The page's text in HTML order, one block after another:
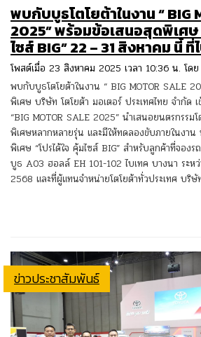
พบกับบูธโตโยต้าในงาน “ BIG
2025” พร้อมข้อเสนอสุดพิเศษ
ไซส์ BIG” 22 – 31 สิงหาคม นี้ ที่
โพสต์เมื่อ 23 สิงหาคม 2025 เวลา 10:36 น. โดย
พบกับบูธโตโยต้าในงาน “ BIG MOTOR SALE
พิเศษ บริษัท โตโยต้า มอเตอร์ ประเทศไทย จำกัด
“BIG MOTOR SALE 2025” นำเสนอยนตรกรร
พิเศษหลากหลายรุ่น และมีให้ทดลองขับภายในงา
พิเศษ “โปรได้ใจ คุ้มไซส์ BIG” สำหรับลูกค้าที่จอง
บูธ A03 ฮอลล์ EH 101-102 ไบเทค บางนา ระห
2568 และที่ผู้แทนจำหน่ายโตโยต้าทั่วประเทศ บริษั
ข่าวประชาสัมพันธ์